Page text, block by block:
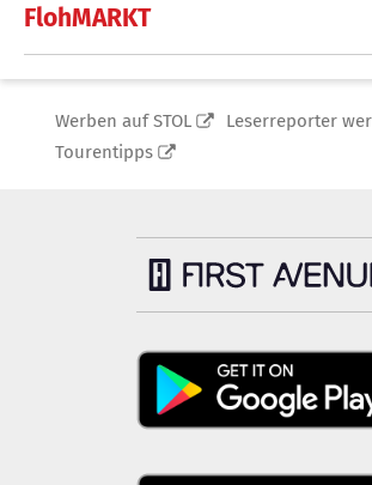
FlohMARKT
Werben auf STOL
Leserreporter
Tourentipps